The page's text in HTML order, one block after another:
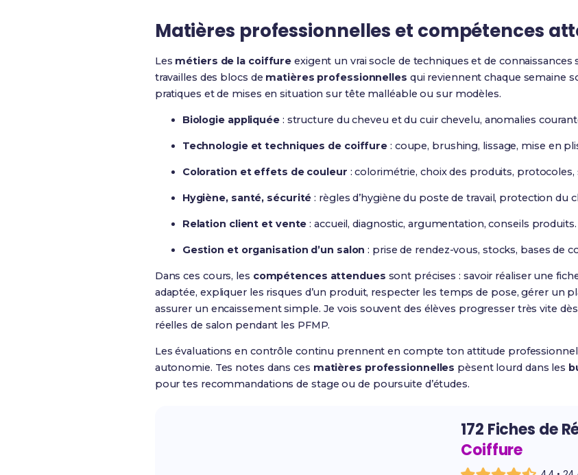
Matières professionnelles et compétences
Les métiers de la coiffure exigent un vrai socle de techniques et de connaissances
travailles des blocs de matières professionnelles qui reviennent chaque semaine
pratiques et de mises en situation sur tête malléable ou sur modèles.
Biologie appliquée: structure du cheveu et du cuir chevelu, anomalies
Technologie et techniques de coiffure : coupe, brushing, lissage, mise en
Coloration et effets de couleur : colorimétrie, choix des produits, protocoles,
Hygiène, santé, sécurité : règles d’hygiène du poste de travail, protection du
Relation client et vente : accueil, diagnostic, argumentation, conseils produits.
Gestion et organisation d’un salon : prise de rendez-vous, stocks, bases de
Dans ces cours, les compétences attendues sont précises : savoir réaliser une
adaptée, expliquer les risques d’un produit, respecter les temps de pose, gérer un
assurer un encaissement simple. Je vois souvent des élèves progresser très vite
réelles de salon pendant les PFMP.
Les évaluations en contrôle continu prennent en compte ton attitude
autonomie. Tes notes dans ces matières professionnelles pèsent lourd dans les
pour tes recommandations de stage ou de poursuite d’études.
172 Fiches de
Coiffure